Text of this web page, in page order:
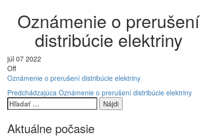
Oznámenie o prerušení
distribúcie elektriny
júl 07 2022
Off
Oznámenie o prerušení distribúcie elektriny
Navigácia
v
článku
Predchádzajúci
príspevok
Predchádzajúca Oznámenie o prerušení distribúcie elektriny
Hľadať:
Aktuálne počasie